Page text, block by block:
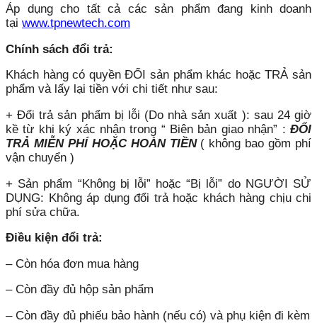
Áp dụng cho tất cả các sản phẩm đang kinh doanh
tại www.tpnewtech.com
Chính sách đổi trả:
Khách hàng có quyền ĐỔI sản phẩm khác hoặc TRẢ sản
phẩm và lấy lại tiền với chi tiết như sau:
+ Đổi trả sản phẩm bị lỗi (Do nhà sản xuất ): sau 24 giờ
kề từ khi ký xác nhận trong “ Biên bản giao nhận” : ĐỔI
TRẢ MIỄN PHÍ HOẶC HOÀN TIỀN( không bao gồm phí
vận chuyển )
+ Sản phẩm “Không bị lỗi” hoặc “Bị lỗi” do NGƯỜI SỬ
DỤNG: Không áp dụng đổi trả hoặc khách hàng chịu chi
phí sửa chữa.
Điều kiện đổi trả:
– Còn hóa đơn mua hàng
– Còn đầy đủ hộp sản phẩm
– Còn đầy đủ phiếu bảo hành (nếu có) và phụ kiện đi kèm